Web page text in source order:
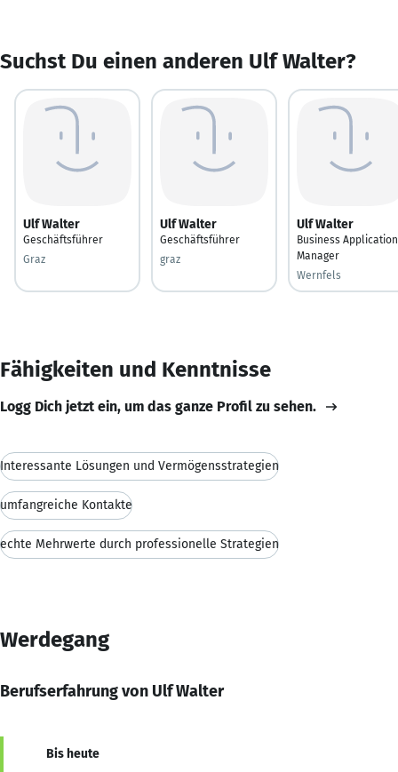
Suchst Du einen anderen Ulf Walter?
Ulf Walter
Geschäftsführer
Graz
Ulf Walter
Geschäftsführer
graz
Ulf Walter
Business
Manager
Wernfels
Fähigkeiten und Kenntnisse
Logg Dich jetzt ein, um das ganze Profil zu sehen.
Interessante Lösungen und Vermögensstrategien
umfangreiche Kontakte
echte Mehrwerte durch professionelle Strategien
Werdegang
Berufserfahrung von Ulf Walter
Bis heute